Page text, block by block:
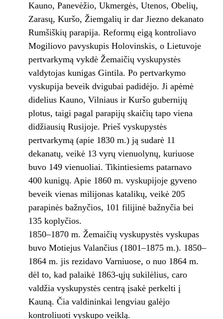
Kauno, Panevėžio, Ukmergės, Utenos, Obelių,
Zarasų, Kuršo, Žiemgalių ir dar Jiezno dekanato
Rumšiškių parapija. Reformų eigą kontroliavo
Mogiliovo pavyskupis Holovinskis, o Lietuvoje
pertvarkymą vykdė Žemaičių vyskupystės
valdytojas kunigas Gintila. Po pertvarkymo
vyskupija beveik dvigubai padidėjo. Ji apėmė
didelius Kauno, Vilniaus ir Kuršo gubernijų
plotus, taigi pagal parapijų skaičių tapo viena
didžiausių Rusijoje. Prieš vyskupystės
pertvarkymą (apie 1830 m.) ją sudarė 11
dekanatų, veikė 13 vyrų vienuolynų, kuriuose
buvo 149 vienuoliai. Tikintiesiems patarnavo
400 kunigų. Apie 1860 m. vyskupijoje gyveno
beveik vienas milijonas katalikų, veikė 205
parapinės bažnyčios, 101 filijinė bažnyčia bei
135 koplyčios.
1850–1870 m. Žemaičių vyskupystės vyskupas
buvo Motiejus Valančius (1801–1875 m.). 1850–
1864 m. jis rezidavo Varniuose, o nuo 1864 m.
dėl to, kad palaikė 1863-ųjų sukilėlius, caro
valdžia vyskupystės centrą įsakė perkelti į
Kauną. Čia valdininkai lengviau galėjo
kontroliuoti vyskupo veiklą.